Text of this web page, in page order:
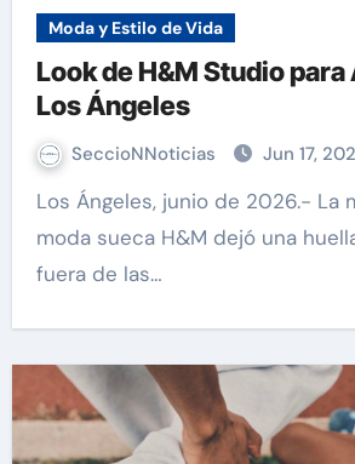
Moda y Estilo de Vida
Look de H&M Studio
Los Ángeles
SeccioNNoticias Jun 17,
Los Ángeles, junio de 2026.- La multinacional de
moda sueca H&M dejó una
fuera de las…